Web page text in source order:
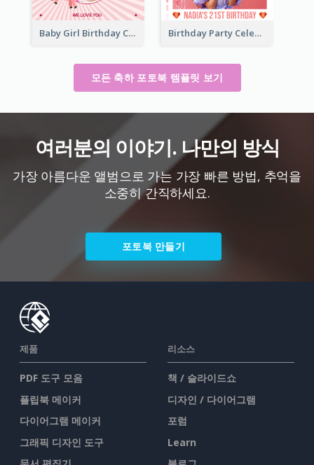
Baby Girl Birthday Celebration Photo Book Birthday Party Celebration Photo Book
모든 축하 포토북 템플릿 보기
여러분의 이야기. 나만의 방식
가장 아름다운 앨범으로 가는 가장 빠른 방법, 추억을
소중히 간직하세요.
포토북 만들기
제품
PDF 도구 모음
플립북 메이커
다이어그램 메이커
그래픽 디자인 도구
리소스
책 / 슬라이드쇼
디자인 / 다이어그램
포럼
Learn